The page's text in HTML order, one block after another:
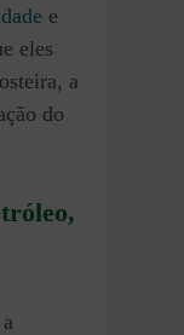
e
eles
a
do